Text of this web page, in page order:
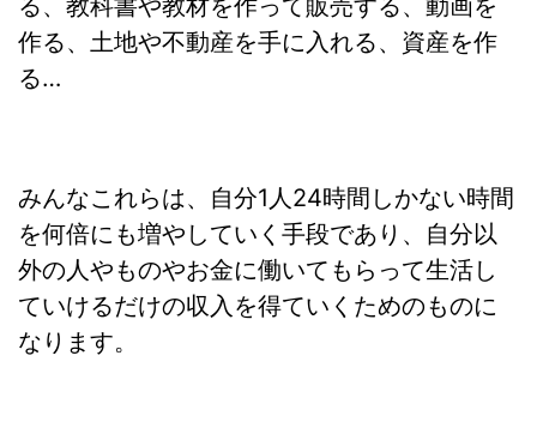
る、教科書や教材を作って販売する、動画を
作る、土地や不動産を手に入れる、資産を作
る…
みんなこれらは、自分1人24時間しかない時間
を何倍にも増やしていく手段であり、自分以
外の人やものやお金に働いてもらって生活し
ていけるだけの収入を得ていくためのものに
なります。